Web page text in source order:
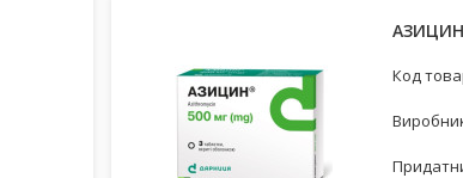
АЗИЦИН
Код